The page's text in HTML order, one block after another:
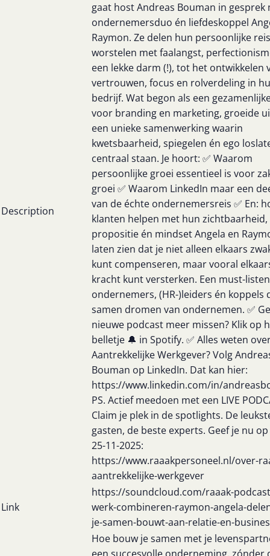
Description
gaat host Andreas Bouman in gesprek
ondernemersduo én liefdeskoppel
Raymon. Ze delen hun persoonlijke
worstelen met faalangst,
een lekke darm (!), tot het ontwikkelen
vertrouwen, focus en rolverdeling in
bedrijf. Wat begon als een
voor branding en marketing, groeide
een unieke samenwerking waarin
kwetsbaarheid, spiegelen én ego
centraal staan. Je hoort: ✅ Waarom
persoonlijke groei essentieel is voor
groei ✅ Waarom LinkedIn maar een
van de échte ondernemersreis ✅ En:
klanten helpen met hun zichtbaarheid,
propositie én mindset Angela en
laten zien dat je niet alleen elkaars
kunt compenseren, maar vooral
kracht kunt versterken. Een must-
ondernemers, (HR-)leiders én koppels
samen dromen van ondernemen. ✅
nieuwe podcast meer missen? Klik op
belletje 🔔 in Spotify. ✅ Alles weten
Aantrekkelijke Werkgever? Volg
Bouman op LinkedIn. Dat kan hier:
https://www.linkedin.com/in/
PS. Actief meedoen met een LIVE
Claim je plek in de spotlights. De
gasten, de beste experts. Geef je nu
25-11-2025:
https://www.raaakpersoneel.nl/over-
aantrekkelijke-werkgever
Link
https://soundcloud.com/raaak-
werk-combineren-raymon-angela-
je-samen-bouwt-aan-relatie-en-
Hoe bouw je samen met je